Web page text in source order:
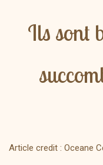
Ils sont
Article credit : Oceane